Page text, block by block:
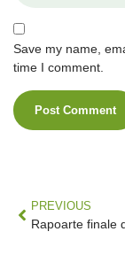
Save my name,
time I comment.
PREVIOUS